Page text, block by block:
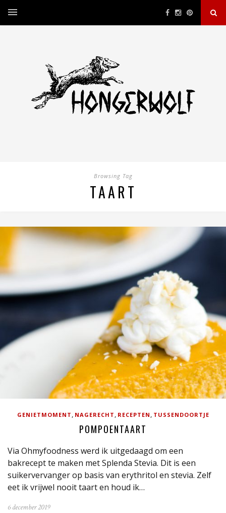
Browsing Tag
TAART
GENIETMOMENT , NAGERECHT , RECEPTEN , TUSSENDOORTJE
POMPOENTAART
Via Ohmyfoodness werd ik uitgedaagd om een
bakrecept te maken met Splenda Stevia. Dit is een
suikervervanger op basis van erythritol en stevia. Zelf
eet ik vrijwel nooit taart en houd ik…
6 december 2019